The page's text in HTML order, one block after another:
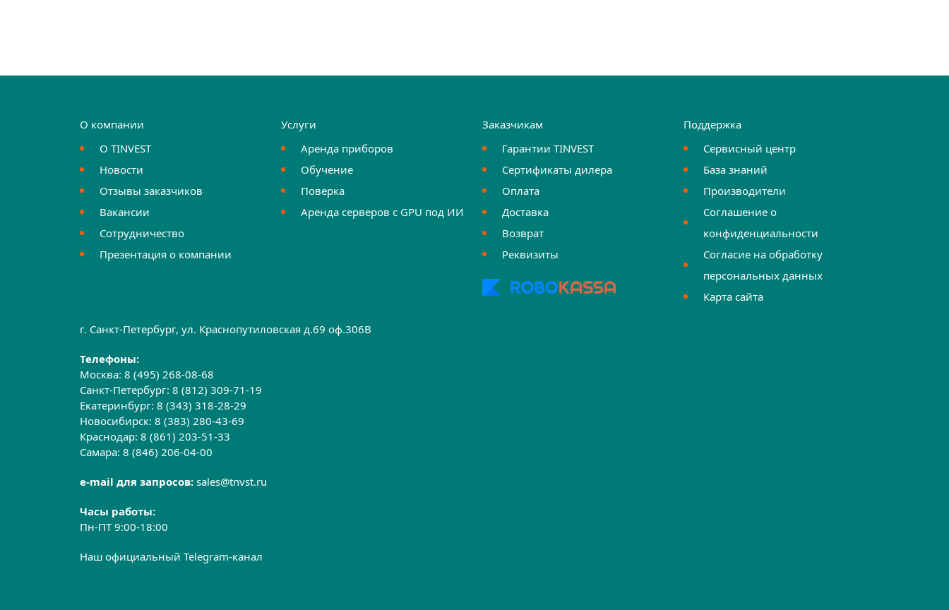
О компании
О TINVEST
Новости
Отзывы заказчиков
Вакансии
Сотрудничество
Презентация о компании
Услуги
Аренда приборов
Обучение
Поверка
Аренда серверов с GPU под ИИ
Заказчикам
Гарантии TINVEST
Сертификаты дилера
Оплата
Доставка
Возврат
Реквизиты
Поддержка
Сервисный центр
База знаний
Производители
Соглашение о
конфиденциальности
Согласие на обработку
персональных данных
Карта сайта
г. Санкт-Петербург, ул. Краснопутиловская д.69 оф.306B
Телефоны:
Москва:8 (495) 268-08-68
Санкт-Петербург:8 (812) 309-71-19
Екатеринбург:8 (343) 318-28-29
Новосибирск:8 (383) 280-43-69
Краснодар:8 (861) 203-51-33
Самара:8 (846) 206-04-00
e-mail для запросов:sales@tnvst.ru
Часы работы:
Пн-ПТ 9:00-18:00
Наш официальный Telegram-канал